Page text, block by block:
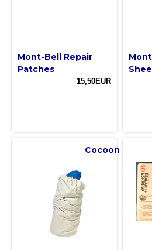
Mont-Bell Repair
Patches
15,50EUR
Cocoon